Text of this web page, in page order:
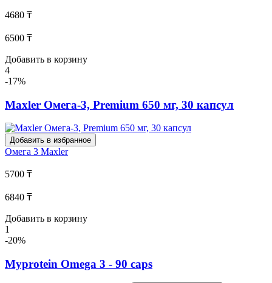
4680 ₸
6500 ₸
Добавить в корзину
4
-17%
Maxler Омега-3, Premium 650 мг, 30 капсул
Добавить в избранное
Омега 3 Maxler
5700 ₸
6840 ₸
Добавить в корзину
1
-20%
Myprotein Omega 3 - 90 caps